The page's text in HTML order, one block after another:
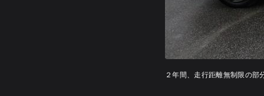
２年間、走行距離無制限の